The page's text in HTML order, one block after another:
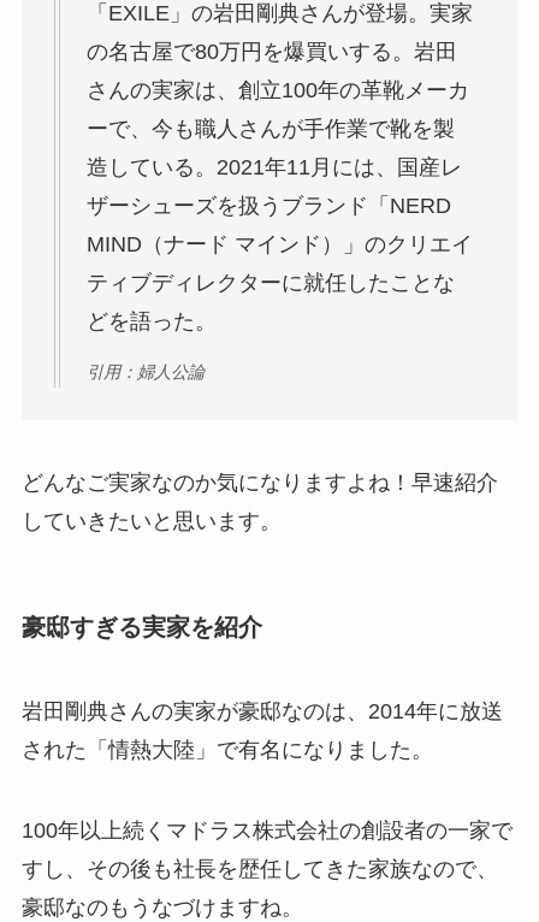
「EXILE」の岩田剛典さんが登場。実家
の名古屋で80万円を爆買いする。岩田
さんの実家は、創立100年の革靴メーカ
ーで、今も職人さんが手作業で靴を製
造している。2021年11月には、国産レ
ザーシューズを扱うブランド「NERD
MIND（ナード マインド）」のクリエイ
ティブディレクターに就任したことな
どを語った。
引用：婦人公論
どんなご実家なのか気になりますよね！早速紹介
していきたいと思います。
豪邸すぎる実家を紹介
岩田剛典さんの実家が豪邸なのは、2014年に放送
された「情熱大陸」で有名になりました。
100年以上続くマドラス株式会社の創設者の一家で
すし、その後も社長を歴任してきた家族なので、
豪邸なのもうなづけますね。